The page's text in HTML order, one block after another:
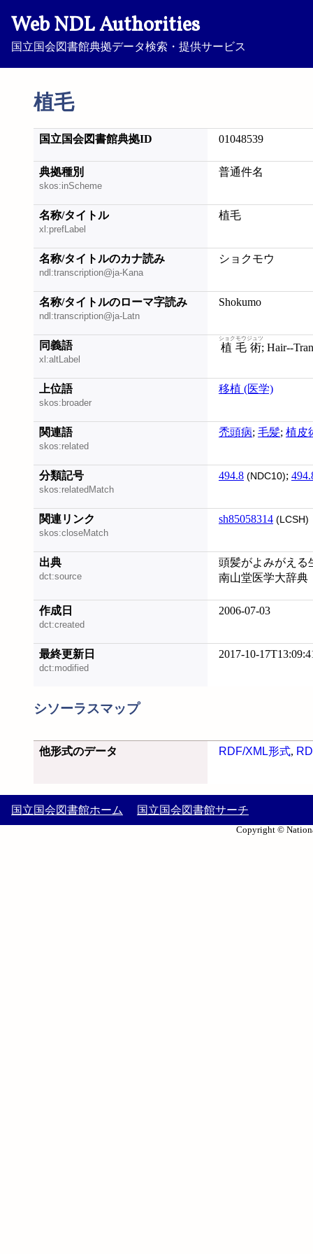
Web NDL Authorities
国立国会図書館典拠データ検索・提供サービス
植毛
国立国会図書館典拠ID 01048539
典拠種別
skos:inScheme
普通件名
名称/タイトル
xl:prefLabel
植毛
名称/タイトルのカナ読み
ndl:transcription@ja-Kana
ショクモウ
名称/タイトルのローマ字読み
ndl:transcription@ja-Latn
Shokumo
同義語
xl:altLabel
植毛術
ショクモウジュツ
; Hair--
上位語
skos:broader
移植 (医学)
関連語
skos:related
禿頭病; 毛髪; 植皮
分類記号
skos:relatedMatch
494.8 (NDC10);
関連リンク
skos:closeMatch
sh85058314 (LCSH)
出典
dct:source
頭髪がよみがえる
南山堂医学大辞典
作成日
dct:created
2006-07-03
最終更新日
dct:modified
2017-10-
シソーラスマップ
他形式のデータ RDF/XML形式,
国立国会図書館ホーム 国立国会図書館サーチ
Copyright ©